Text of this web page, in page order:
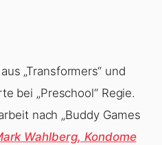
„Transformers“ und
bei „Preschool“ Regie.
nach „Buddy Games
Wahlberg, Kondome